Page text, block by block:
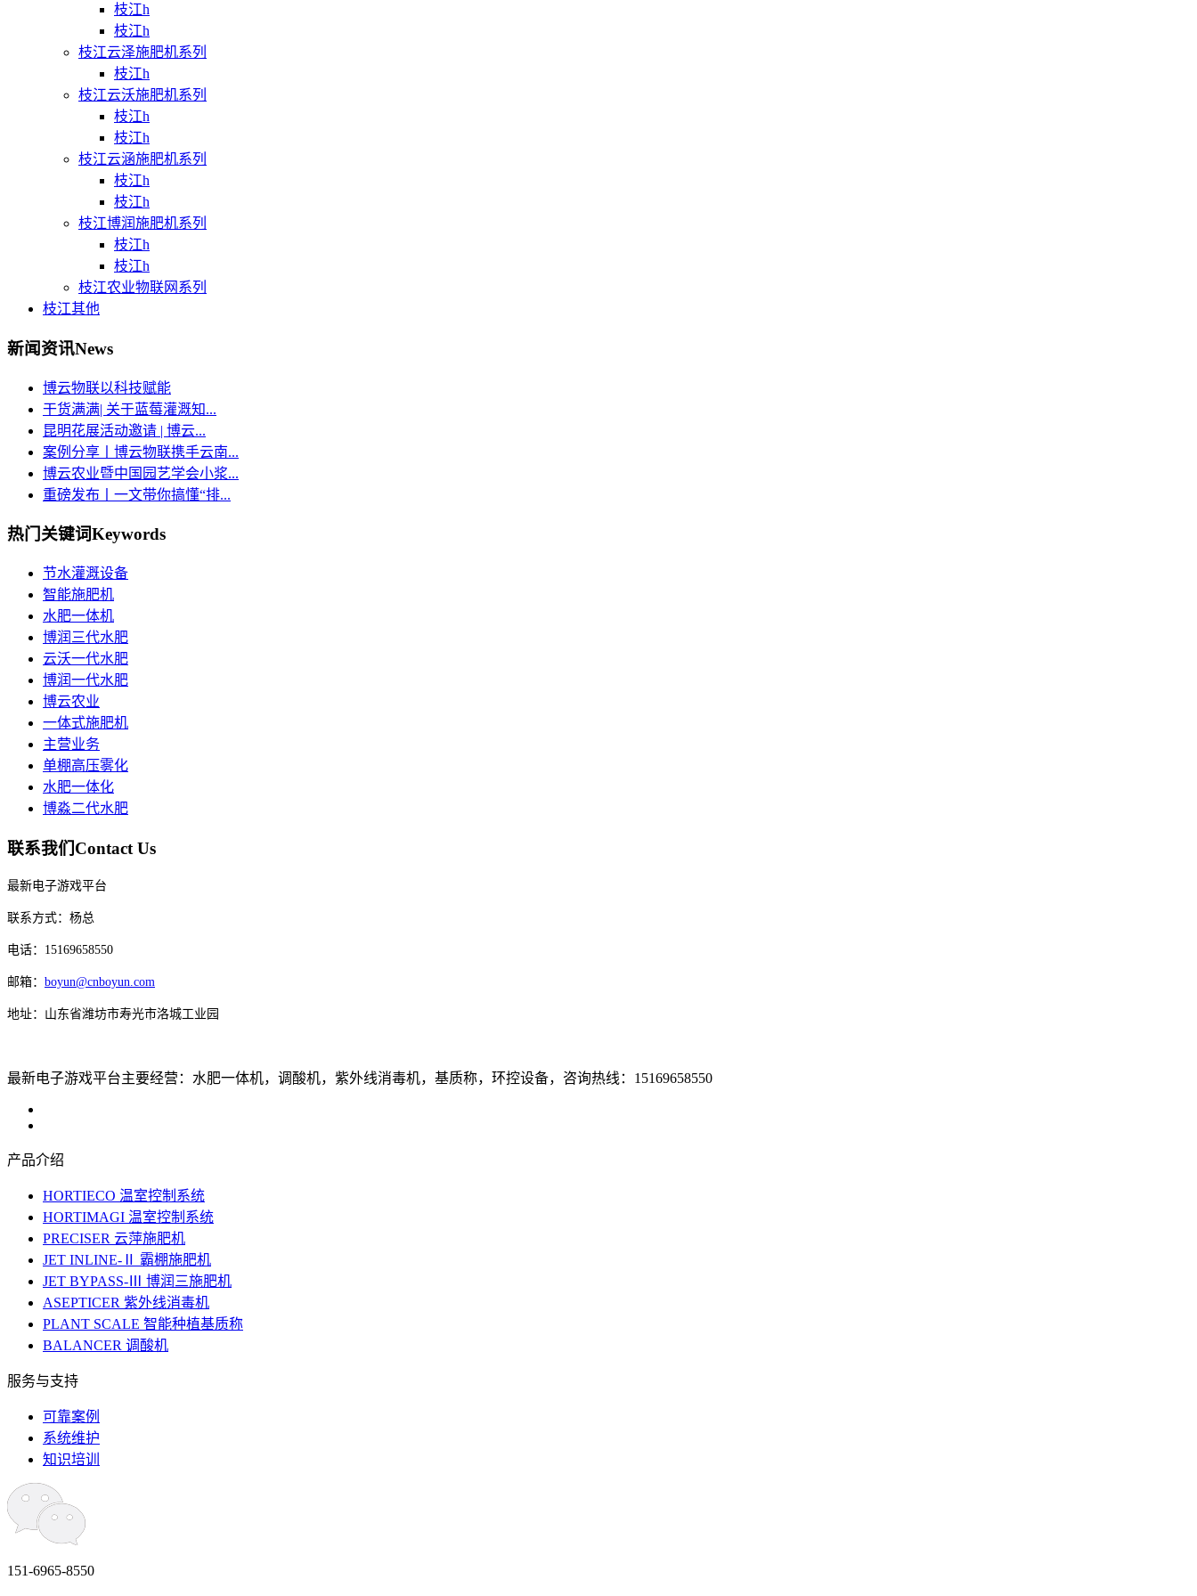
枝江h
枝江h
枝江云泽施肥机系列
枝江h
枝江云沃施肥机系列
枝江h
枝江h
枝江云涵施肥机系列
枝江h
枝江h
枝江博润施肥机系列
枝江h
枝江h
枝江农业物联网系列
枝江其他
新闻资讯News
博云物联以科技赋能
干货满满| 关于蓝莓灌溉知...
昆明花展活动邀请 | 博云...
案例分享丨博云物联携手云南...
博云农业暨中国园艺学会小浆...
重磅发布丨一文带你搞懂“排...
热门关键词Keywords
节水灌溉设备
智能施肥机
水肥一体机
博润三代水肥
云沃一代水肥
博润一代水肥
博云农业
一体式施肥机
主营业务
单棚高压雾化
水肥一体化
博淼二代水肥
联系我们Contact Us
最新电子游戏平台
联系方式：杨总
电话：15169658550
邮箱： boyun@cnboyun.com
地址：山东省潍坊市寿光市洛城工业园
最新电子游戏平台主要经营：水肥一体机，调酸机，紫外线消毒机，基质称，环控设备，咨询热线：15169658550
产品介绍
HORTIECO 温室控制系统
HORTIMAGI 温室控制系统
PRECISER 云萍施肥机
JET INLINE-Ⅱ 霸棚施肥机
JET BYPASS-Ⅲ 博润三施肥机
ASEPTICER 紫外线消毒机
PLANT SCALE 智能种植基质称
BALANCER 调酸机
服务与支持
可靠案例
系统维护
知识培训
151-6965-8550